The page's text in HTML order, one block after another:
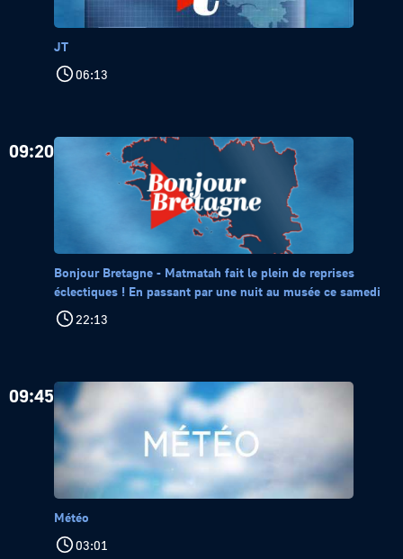
JT
06:13
09:20
Bonjour Bretagne - Matmatah fait le plein de reprises
éclectiques ! En passant par une nuit au musée ce samedi
22:13
09:45
Météo
03:01